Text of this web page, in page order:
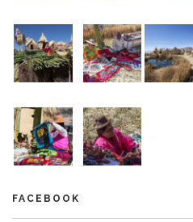
FACEBOOK